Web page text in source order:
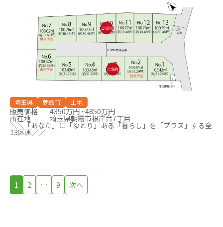
埼玉県 朝霞市 土地
販売価格 4350万円 ~4850万円
所在地 埼玉県朝霞市根岸台7丁目
＼＼「あなた」に「ゆとり」ある「暮らし」を「プラス」する全
13区画／／
1 2 … 9 次へ